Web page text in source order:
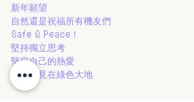
新年願望
自然還是祝福所有機友們
Safe & Peace！
堅持獨立思考
堅定自己的熱愛
早日相見在綠色大地